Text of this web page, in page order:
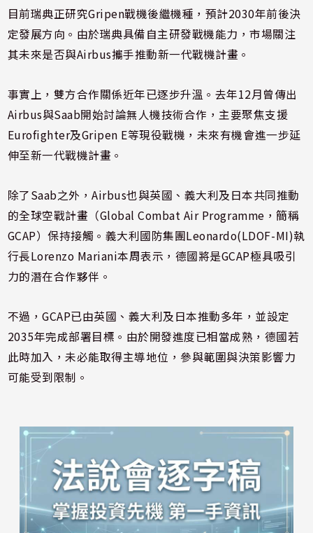
目前瑞典正研究Gripen戰機後繼機種，預計2030年前後決
定發展方向。由於瑞典具備自主研發戰機能力，市場關注
其未來是否與Airbus攜手推動新一代戰機計畫。
事實上，雙方合作關係近年已逐步升溫。去年12月曾傳出
Airbus與Saab開始討論無人機技術合作，主要聚焦支援
Eurofighter及Gripen E等現役戰機，未來有機會進一步延
伸至新一代戰機計畫。
除了Saab之外，Airbus也與英國、義大利及日本共同推動
的全球空戰計畫（Global Combat Air Programme，簡稱
GCAP）保持接觸。義大利國防集團Leonardo(LDOF-MI)執
行長Lorenzo Mariani本周表示，德國將是GCAP極具吸引
力的潛在合作夥伴。
不過，GCAP已由英國、義大利及日本推動多年，並設定
2035年完成部署目標。由於開發進度已相當成熟，德國若
此時加入，未必能取得主導地位，參與範圍與決策影響力
可能受到限制。